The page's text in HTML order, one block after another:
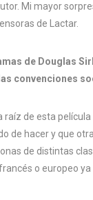
Mi mayor
de Lactar.
de Douglas
convenciones
de esta
de hacer y que
de distintas
o europeo